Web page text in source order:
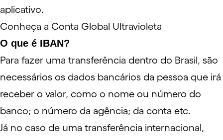
aplicativo.
Conheça a Conta Global Ultravioleta
O que é IBAN?
Para fazer uma transferência dentro do Brasil, são
necessários os dados bancários da pessoa que irá
receber o valor, como o nome ou número do
banco; o número da agência; da conta etc.
Já no caso de uma transferência internacional,